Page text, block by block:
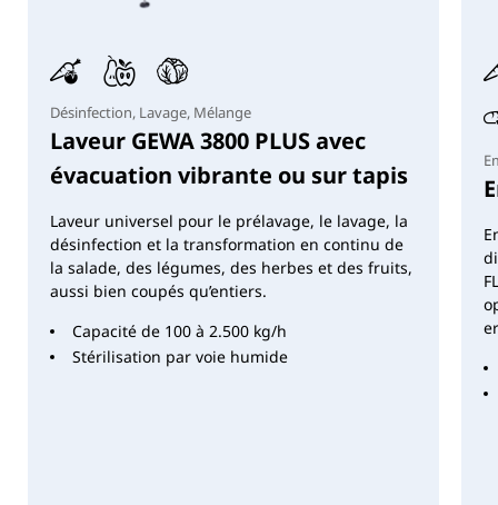
modifications.
Désinfection, Lavage, Mélange
Laveur GEWA 3800 PLUS avec
évacuation vibrante ou sur tapis
Laveur universel pour le prélavage, le lavage, la
désinfection et la transformation en continu de
la salade, des légumes, des herbes et des fruits,
aussi bien coupés qu’entiers.
Capacité de 100 à 2.500 kg/h
Stérilisation par voie humide